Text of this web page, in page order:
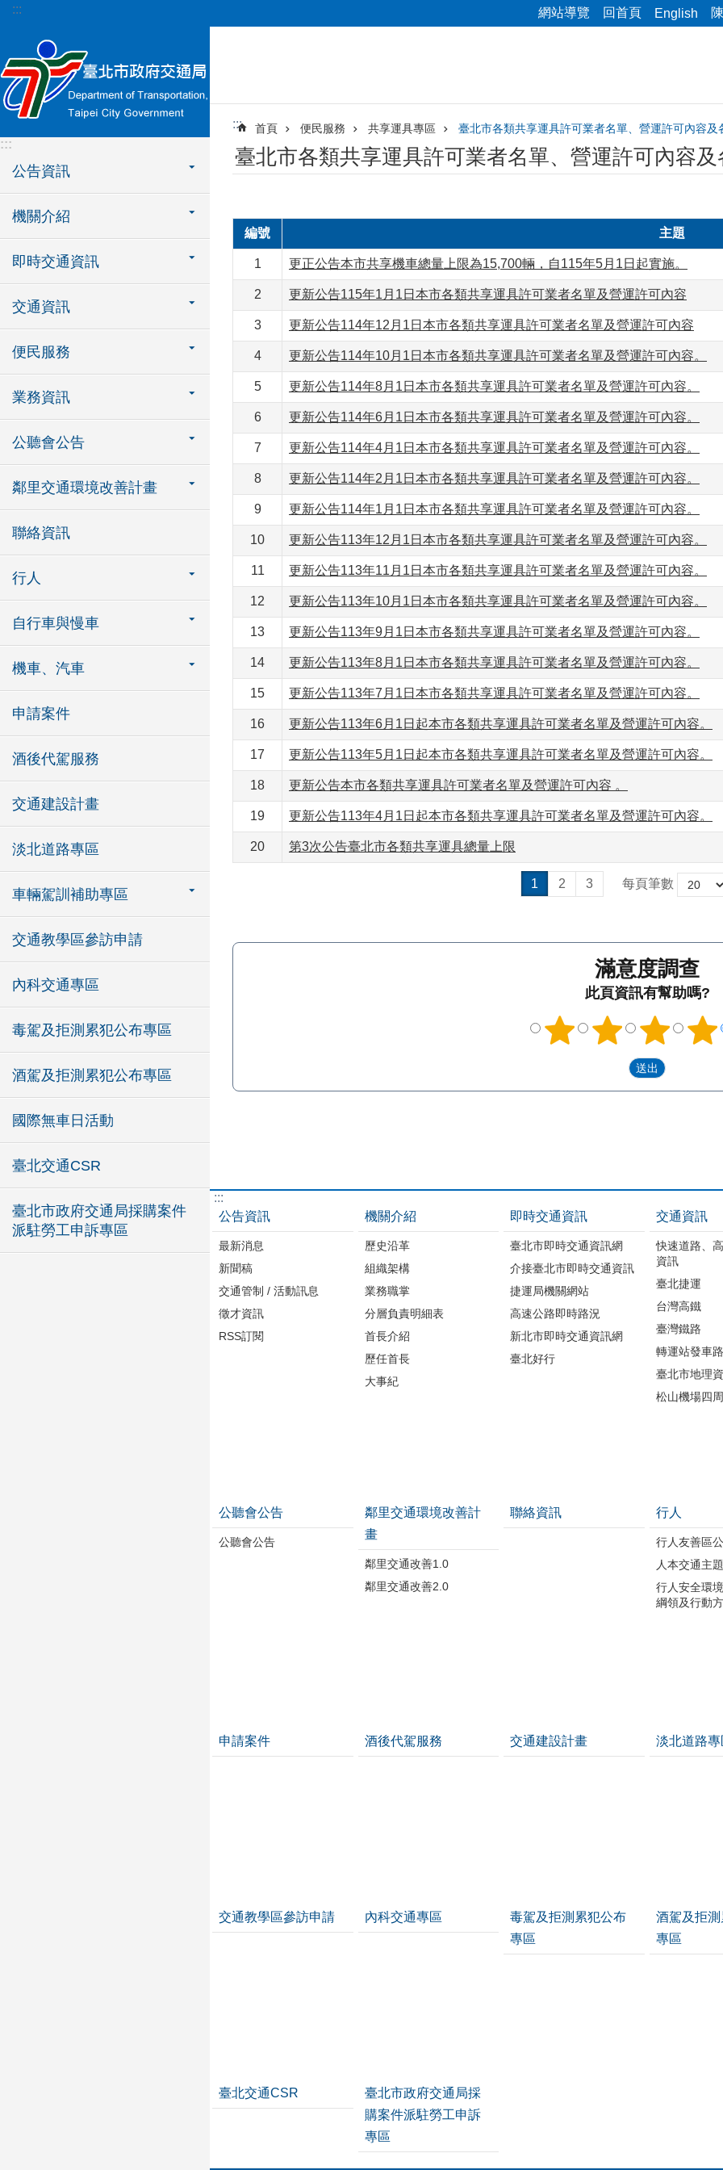
跳到主要內容區塊
::: 網站導覽 回首頁 English
:::
公告資訊
機關介紹
即時交通資訊
交通資訊
便民服務
業務資訊
公聽會公告
鄰里交通環境改善計畫
聯絡資訊
行人
自行車與慢車
機車、汽車
申請案件
酒後代駕服務
交通建設計畫
淡北道路專區
車輛駕訓補助專區
交通教學區參訪申請
內科交通專區
毒駕及拒測累犯公布專區
酒駕及拒測累犯公布專區
國際無車日活動
臺北交通CSR
臺北市政府交通局採購案件
派駐勞工申訴專區
::: 首頁 便民服務 共享運具專區 臺北市各類共享運具許可業者名單、營運許可內容
臺北市各類共享運具許可業者名單、營運許可內容
編號 主題
1 更正公告本市共享機車總量上限為15,700輛，自115年5月1日起實施。
2 更新公告115年1月1日本市各類共享運具許可業者名單及營運許可內容
3 更新公告114年12月1日本市各類共享運具許可業者名單及營運許可內容
4 更新公告114年10月1日本市各類共享運具許可業者名單及營運許可內容。
5 更新公告114年8月1日本市各類共享運具許可業者名單及營運許可內容。
6 更新公告114年6月1日本市各類共享運具許可業者名單及營運許可內容。
7 更新公告114年4月1日本市各類共享運具許可業者名單及營運許可內容。
8 更新公告114年2月1日本市各類共享運具許可業者名單及營運許可內容。
9 更新公告114年1月1日本市各類共享運具許可業者名單及營運許可內容。
10 更新公告113年12月1日本市各類共享運具許可業者名單及營運許可內容。
11 更新公告113年11月1日本市各類共享運具許可業者名單及營運許可內容。
12 更新公告113年10月1日本市各類共享運具許可業者名單及營運許可內容。
13 更新公告113年9月1日本市各類共享運具許可業者名單及營運許可內容。
14 更新公告113年8月1日本市各類共享運具許可業者名單及營運許可內容。
15 更新公告113年7月1日本市各類共享運具許可業者名單及營運許可內容。
16 更新公告113年6月1日起本市各類共享運具許可業者名單及營運許可內容。
17 更新公告113年5月1日起本市各類共享運具許可業者名單及營運許可內容。
18 更新公告本市各類共享運具許可業者名單及營運許可內容 。
19 更新公告113年4月1日起本市各類共享運具許可業者名單及營運許可內容。
20 第3次公告臺北市各類共享運具總量上限
1 2 3 每頁筆數
滿意度調查
此頁資訊有幫助嗎?
:::
公告資訊
最新消息
新聞稿
交通管制 / 活動訊息
徵才資訊
RSS訂閱
機關介紹
歷史沿革
組織架構
業務職掌
分層負責明細表
首長介紹
歷任首長
大事紀
即時交通資訊
臺北市即時交通資訊網
介接臺北市即時交通資訊
捷運局機關網站
高速公路即時路況
新北市即時交通資訊網
臺北好行
交通資訊
快速道路、
資訊
臺北捷運
台灣高鐵
臺灣鐵路
轉運站發車
臺北市地理
松山機場四
公聽會公告
公聽會公告
鄰里交通環境改善計
畫
鄰里交通改善1.0
鄰里交通改善2.0
聯絡資訊 行人
行人友善區
人本交通主
行人安全環
綱領及行動
申請案件 酒後代駕服務 交通建設計畫 淡北道路專
交通教學區參訪申請 內科交通專區
毒駕及拒測累犯公布
專區
酒駕及拒
專區
臺北交通CSR
臺北市政府交通局採
購案件派駐勞工申訴
專區